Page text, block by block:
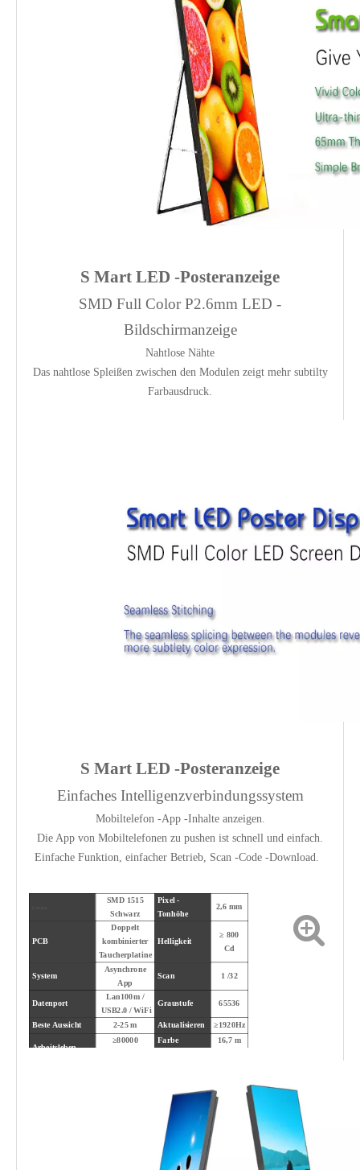
S Mart LED -Posteranzeige
SMD Full Color P2.6mm LED -
Bildschirmanzeige
Nahtlose Nähte
Das nahtlose Spleißen zwischen den Modulen zeigt mehr subtilty
Farbausdruck.
S Mart LED -Posteranzeige
Einfaches Intelligenzverbindungssystem
Mobiltelefon -App -Inhalte anzeigen.
Die App von Mobiltelefonen zu pushen ist schnell und einfach.
Einfache Funktion, einfacher Betrieb, Scan -Code -Download.
SMD 1515
Schwarz
Pixel -
Tonhöhe
2,6 mm
PCB
Doppelt
kombinierter
Taucherplatine
Helligkeit
≥ 800
Cd
System
Asynchrone
App
Scan 1 /32
Datenport
Lan100m /
USB2.0 / WiFi
Graustufe 65536
Beste Aussicht 2-25 m Aktualisieren ≥1920Hz
Arbeitsleben
≥80000
Farbe
16,7 m
1500 mm i 500 * 1750 mm